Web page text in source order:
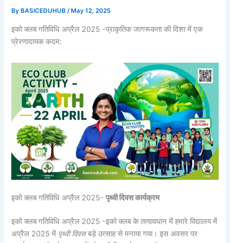
By BASICEDUHUB/ May 12, 2025
इको क्लब गतिविधि अप्रैल 2025 -प्राकृतिक जागरूकता की दिशा में एक
प्रेरणादायक कदम:
इको क्लब गतिविधि अप्रैल 2025-पृथ्वी दिवस कार्यक्रम
इको क्लब गतिविधि अप्रैल 2025 -इको क्लब के तत्वावधान में हमारे विद्यालय में
अप्रैल 2025 में पृथ्वी दिवसबड़े उत्साह से मनाया गया। इस अवसर पर